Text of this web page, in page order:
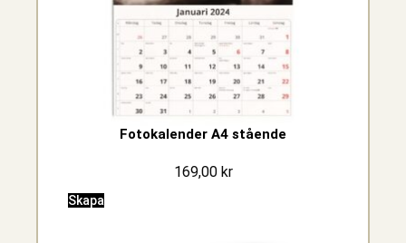
Fotokalender A4 stående
169,00 kr
Skapa